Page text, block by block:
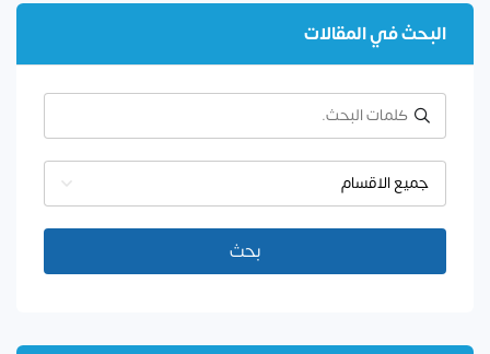
البحث في المقالات
جميع الاقسام
بحث